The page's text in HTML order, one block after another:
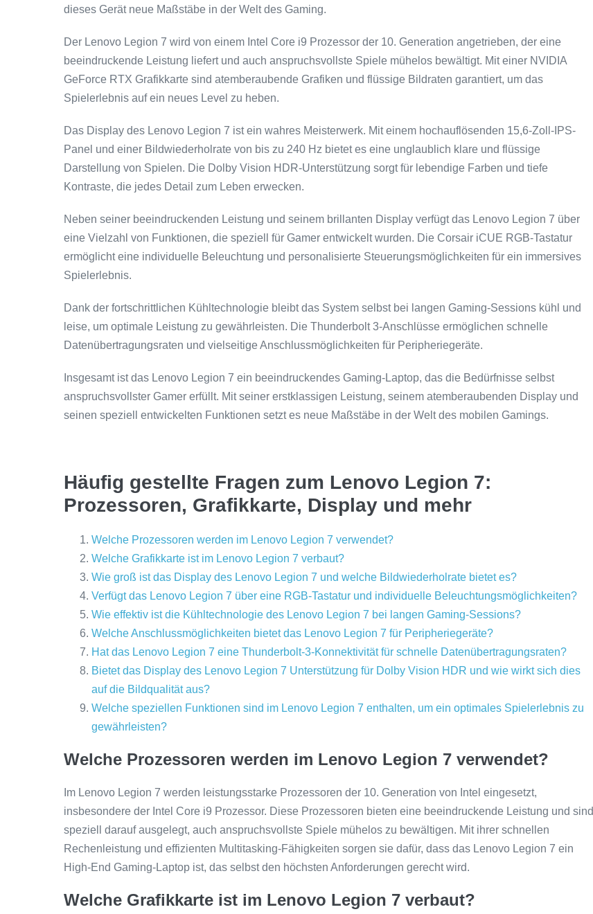
dieses Gerät neue Maßstäbe in der Welt des Gaming.
Der Lenovo Legion 7 wird von einem Intel Core i9 Prozessor der 10. Generation angetrieben, der eine
beeindruckende Leistung liefert und auch anspruchsvollste Spiele mühelos bewältigt. Mit einer NVIDIA
GeForce RTX Grafikkarte sind atemberaubende Grafiken und flüssige Bildraten garantiert, um das
Spielerlebnis auf ein neues Level zu heben.
Das Display des Lenovo Legion 7 ist ein wahres Meisterwerk. Mit einem hochauflösenden 15,6-Zoll-IPS-
Panel und einer Bildwiederholrate von bis zu 240 Hz bietet es eine unglaublich klare und flüssige
Darstellung von Spielen. Die Dolby Vision HDR-Unterstützung sorgt für lebendige Farben und tiefe
Kontraste, die jedes Detail zum Leben erwecken.
Neben seiner beeindruckenden Leistung und seinem brillanten Display verfügt das Lenovo Legion 7 über
eine Vielzahl von Funktionen, die speziell für Gamer entwickelt wurden. Die Corsair iCUE RGB-Tastatur
ermöglicht eine individuelle Beleuchtung und personalisierte Steuerungsmöglichkeiten für ein immersives
Spielerlebnis.
Dank der fortschrittlichen Kühltechnologie bleibt das System selbst bei langen Gaming-Sessions kühl und
leise, um optimale Leistung zu gewährleisten. Die Thunderbolt 3-Anschlüsse ermöglichen schnelle
Datenübertragungsraten und vielseitige Anschlussmöglichkeiten für Peripheriegeräte.
Insgesamt ist das Lenovo Legion 7 ein beeindruckendes Gaming-Laptop, das die Bedürfnisse selbst
anspruchsvollster Gamer erfüllt. Mit seiner erstklassigen Leistung, seinem atemberaubenden Display und
seinen speziell entwickelten Funktionen setzt es neue Maßstäbe in der Welt des mobilen Gamings.
Häufig gestellte Fragen zum Lenovo Legion 7:
Prozessoren, Grafikkarte, Display und mehr
Welche Prozessoren werden im Lenovo Legion 7 verwendet?
Welche Grafikkarte ist im Lenovo Legion 7 verbaut?
Wie groß ist das Display des Lenovo Legion 7 und welche Bildwiederholrate bietet es?
Verfügt das Lenovo Legion 7 über eine RGB-Tastatur und individuelle Beleuchtungsmöglichkeiten?
Wie effektiv ist die Kühltechnologie des Lenovo Legion 7 bei langen Gaming-Sessions?
Welche Anschlussmöglichkeiten bietet das Lenovo Legion 7 für Peripheriegeräte?
Hat das Lenovo Legion 7 eine Thunderbolt-3-Konnektivität für schnelle Datenübertragungsraten?
Bietet das Display des Lenovo Legion 7 Unterstützung für Dolby Vision HDR und wie wirkt sich dies
auf die Bildqualität aus?
Welche speziellen Funktionen sind im Lenovo Legion 7 enthalten, um ein optimales Spielerlebnis zu
gewährleisten?
Welche Prozessoren werden im Lenovo Legion 7 verwendet?
Im Lenovo Legion 7 werden leistungsstarke Prozessoren der 10. Generation von Intel eingesetzt,
insbesondere der Intel Core i9 Prozessor. Diese Prozessoren bieten eine beeindruckende Leistung und sind
speziell darauf ausgelegt, auch anspruchsvollste Spiele mühelos zu bewältigen. Mit ihrer schnellen
Rechenleistung und effizienten Multitasking-Fähigkeiten sorgen sie dafür, dass das Lenovo Legion 7 ein
High-End Gaming-Laptop ist, das selbst den höchsten Anforderungen gerecht wird.
Welche Grafikkarte ist im Lenovo Legion 7 verbaut?